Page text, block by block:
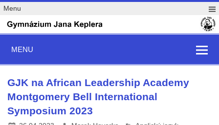
Menu
MENU
GJK na African Leadership Academy
Montgomery Bell International
Symposium 2023